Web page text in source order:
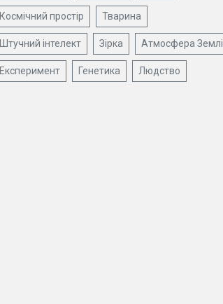
Космічний простір Тварина
Штучний інтелект Зірка Атмосфера Землі
Експеримент Генетика Людство